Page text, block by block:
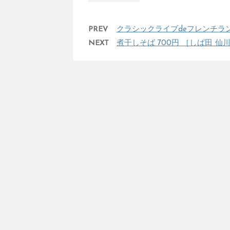
PREV
クラシックライブdeフレンチラ
NEXT
煮干しそば 700円 ［しば田 仙川